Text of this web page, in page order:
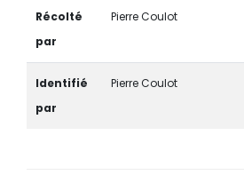
Récolté
par
Pierre Coulot
Identifié
par
Pierre Coulot